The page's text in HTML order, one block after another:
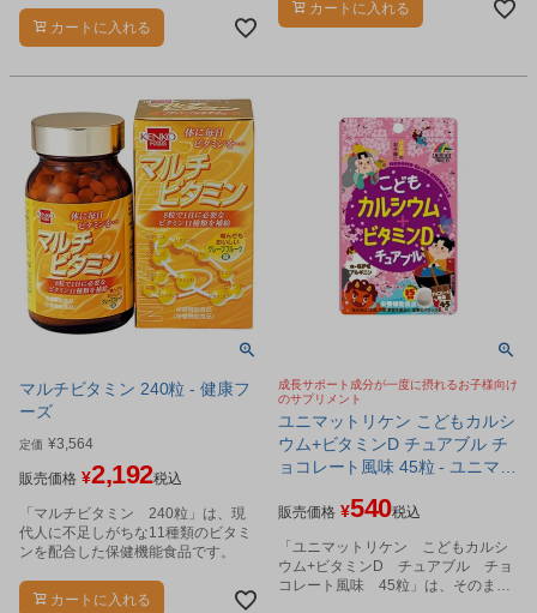
カートに入れる
カートに入れる
マルチビタミン 240粒 - 健康フ
ーズ
定価 ¥3,564
販売価格 ¥2,192税込
「マルチビタミン 240粒」は、現
代人に不足しがちな11種類のビタミ
ンを配合した保健機能食品です。
カートに入れる
成長サポート成分が一度に摂れるお子様向け
のサプリメント
ユニマットリケン こどもカルシ
ウム+ビタミンD チュアブル チ
ョコレート風味 45粒 - ユニマッ
販売価格 ¥540税込
「ユニマットリケン こどもカルシ
ウム+ビタミンD チュアブル チョ
コレート風味 45粒」は、そのまま